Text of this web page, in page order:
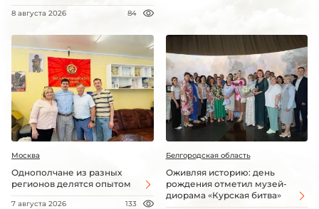
8 августа 2026 84
Москва
Однополчане из разных
регионов делятся опытом
7 августа 2026 133
Белгородская область
Оживляя историю: день
рождения отметил музей-
диорама «Курская битва»